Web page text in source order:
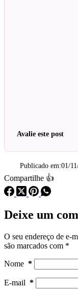
Avalie este post
Publicado em:01/
Compartilhe 👍
Deixe um
O seu endereço de e-
são marcados com *
Nome *
E-mail *